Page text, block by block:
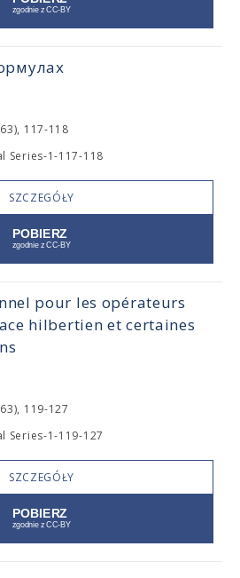
117-118
Series-1-117-118
SZCZEGÓŁY
pour les opérateurs
hilbertien et certaines
119-127
Series-1-119-127
SZCZEGÓŁY